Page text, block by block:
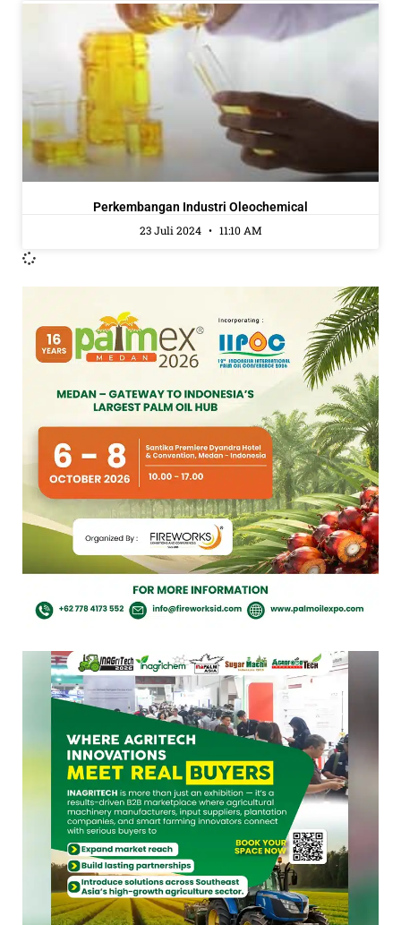
Perkembangan Industri Oleochemical
23 Juli 2024
11:10 AM